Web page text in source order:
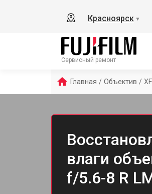
Красноярск ▼
Сервисный ремонт
Главная / Объектив /
влаги
f/5.6-8 R